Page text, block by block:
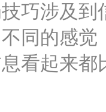
巧涉及
同的感
看起来